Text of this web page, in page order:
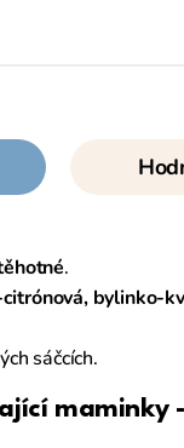
.
bylinko-
sáčcích.
maminky